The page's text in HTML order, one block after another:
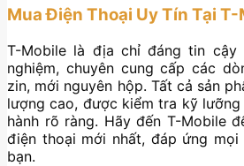
Mua Điện Thoại Uy Tín Tại
T-Mobile là địa chỉ đáng tin cậy
nghiệm, chuyên cung cấp các
zin, mới nguyên hộp. Tất cả sản
lượng cao, được kiểm tra kỹ
hành rõ ràng. Hãy đến T-Mobile
điện thoại mới nhất, đáp ứng mọi
bạn.